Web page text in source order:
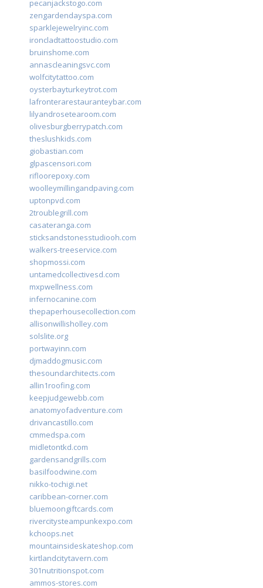
pecanjackstogo.com
zengardendayspa.com
sparklejewelryinc.com
ironcladtattoostudio.com
bruinshome.com
annascleaningsvc.com
wolfcitytattoo.com
oysterbayturkeytrot.com
lafronterarestauranteybar.com
lilyandrosetearoom.com
olivesburgberrypatch.com
theslushkids.com
giobastian.com
glpascensori.com
rifloorepoxy.com
woolleymillingandpaving.com
uptonpvd.com
2troublegrill.com
casateranga.com
sticksandstonesstudiooh.com
walkers-treeservice.com
shopmossi.com
untamedcollectivesd.com
mxpwellness.com
infernocanine.com
thepaperhousecollection.com
allisonwillisholley.com
solslite.org
portwayinn.com
djmaddogmusic.com
thesoundarchitects.com
allin1roofing.com
keepjudgewebb.com
anatomyofadventure.com
drivancastillo.com
cmmedspa.com
midletontkd.com
gardensandgrills.com
basilfoodwine.com
nikko-tochigi.net
caribbean-corner.com
bluemoongiftcards.com
rivercitysteampunkexpo.com
kchoops.net
mountainsideskateshop.com
kirtlandcitytavern.com
301nutritionspot.com
ammos-stores.com